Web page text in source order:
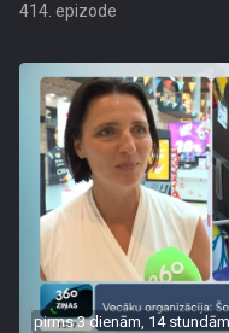
414. epizode
pirms 3 dienām, 14 stundām